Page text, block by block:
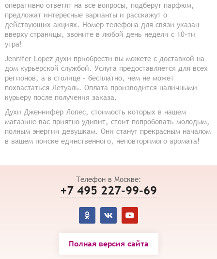
оперативно ответят на все вопросы, подберут парфюм,
предложат интересные варианты и расскажут о
действующих акциях. Номер телефона для связи указан
вверху страницы, звоните в любой день недели с 10-ти
утра!
Jennifer Lopez духи приобрести вы можете с доставкой на
дом курьерской службой. Услуга предоставляется для всех
регионов, а в столице – бесплатно, чем не может
похвастаться Летуаль. Оплата производится наличными
курьеру после получения заказа.
Духи Дженнифер Лопес, стоимость которых в нашем
магазине вас приятно удивит, стоит попробовать молодым,
полным энергии девушкам. Они станут прекрасным началом
в вашем поиске единственного, неповторимого аромата!
Телефон в Москве:
+7 495 227-99-69
Полная версия сайта